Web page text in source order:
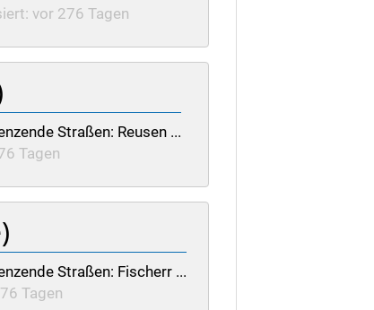
vor 276 Tagen
Straßen: Reusen ...
Tagen
Straßen: Fischerr ...
Tagen